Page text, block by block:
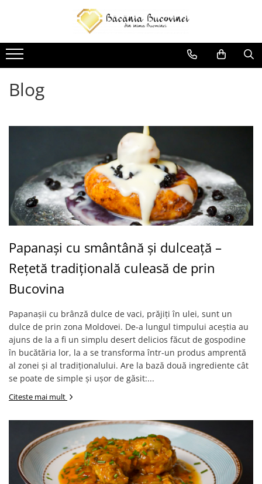
Zacusca
Desert
Muraturi si sosuri
Blog
Papanași cu smântână și dulceață –
Rețetă tradițională culeasă de prin
Bucovina
Papanașii cu brânză dulce de vaci, prăjiți în ulei, sunt un
dulce de prin zona Moldovei. De-a lungul timpului aceștia au
ajuns de la a fi un simplu desert delicios făcut de gospodine
în bucătăria lor, la a se transforma într-un produs amprentă
al zonei și al tradiționalului. Are la bază două ingrediente cât
se poate de simple și ușor de găsit:...
Citeste mai mult